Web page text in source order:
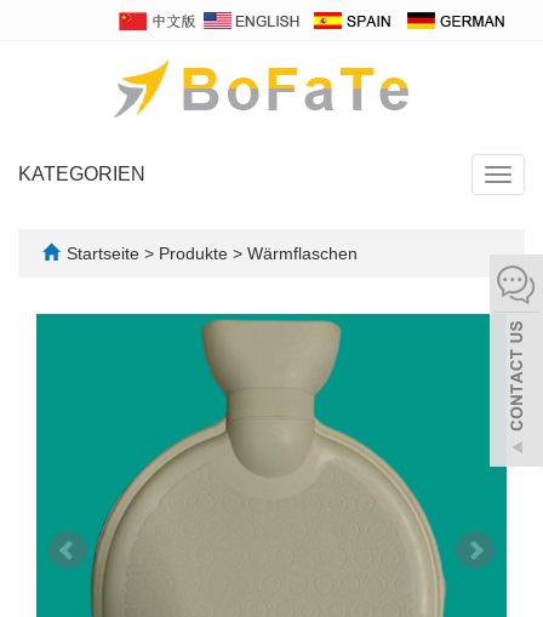
KATEGORIEN
Startseite > Produkte > Wärmflaschen